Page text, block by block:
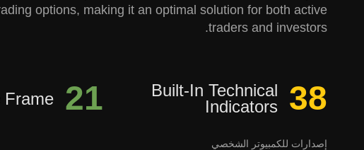
options, making it an optimal solution for both active
traders and investors.
38
Built-In Technical
Indicators
21
Frame
إصدارات للكمبيوتر الشخصي